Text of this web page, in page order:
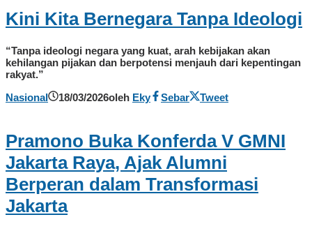
Kini Kita Bernegara Tanpa Ideologi
“Tanpa ideologi negara yang kuat, arah kebijakan akan
kehilangan pijakan dan berpotensi menjauh dari kepentingan
rakyat.”
Nasional
18/03/2026oleh Eky Sebar Tweet
Pramono Buka Konferda V GMNI
Jakarta Raya, Ajak Alumni
Berperan dalam Transformasi
Jakarta